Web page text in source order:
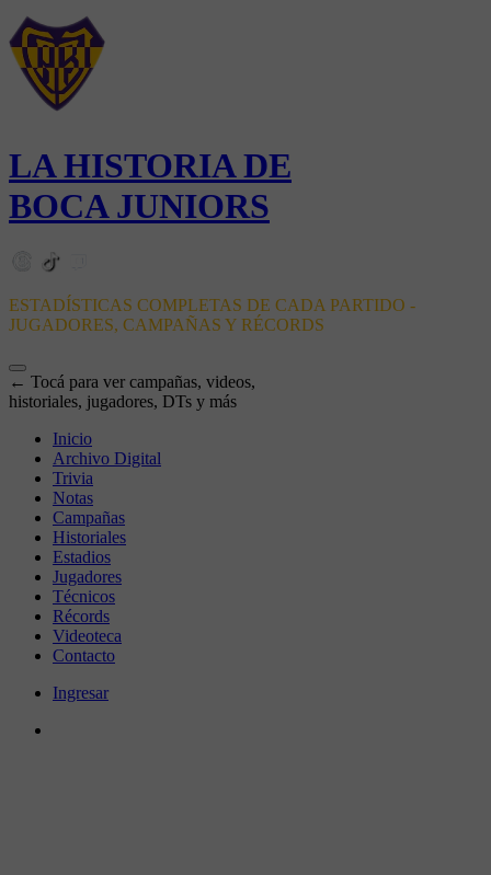
LA HISTORIA DE
BOCA JUNIORS
ESTADÍSTICAS COMPLETAS DE CADA PARTIDO -
JUGADORES, CAMPAÑAS Y RÉCORDS
← Tocá para ver campañas, videos,
historiales, jugadores, DTs y más
Inicio
Archivo Digital
Trivia
Notas
Campañas
Historiales
Estadios
Jugadores
Técnicos
Récords
Videoteca
Contacto
Ingresar